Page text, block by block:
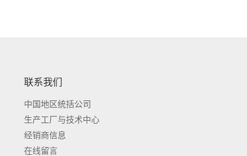
联系我们
中国地区统括公司
生产工厂与技术中心
经销商信息
在线留言